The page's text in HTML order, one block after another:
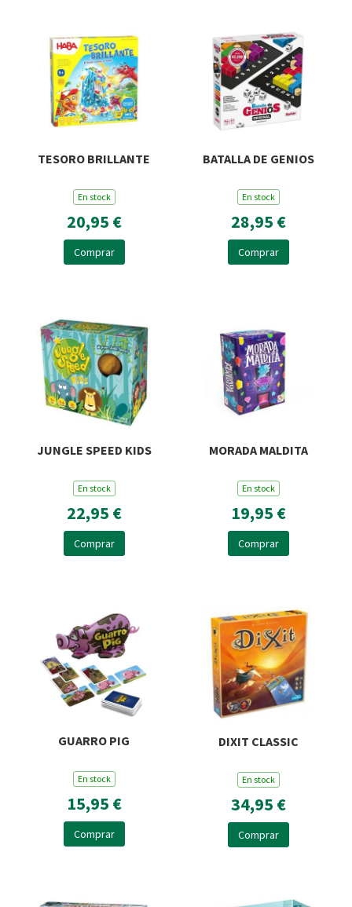
TESORO BRILLANTE
En stock
20,95 €
Comprar
BATALLA DE GENIOS
En stock
28,95 €
Comprar
JUNGLE SPEED KIDS
En stock
22,95 €
Comprar
MORADA MALDITA
En stock
19,95 €
Comprar
GUARRO PIG
En stock
15,95 €
Comprar
DIXIT CLASSIC
En stock
34,95 €
Comprar